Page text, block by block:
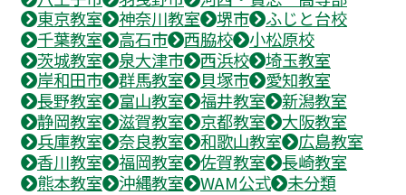
東京教室
神奈川教室 堺市
ふじと台校
千葉教室
高石市 西脇校
小松原校
茨城教室
泉大津市 西浜校
埼玉教室
岸和田市
群馬教室 貝塚市
愛知教室
長野教室
富山教室 福井教室
新潟教室
静岡教室
滋賀教室 京都教室
大阪教室
兵庫教室
奈良教室 和歌山教室
広島教室
香川教室
福岡教室 佐賀教室
長崎教室
熊本教室
沖縄教室 WAM公式 未分類